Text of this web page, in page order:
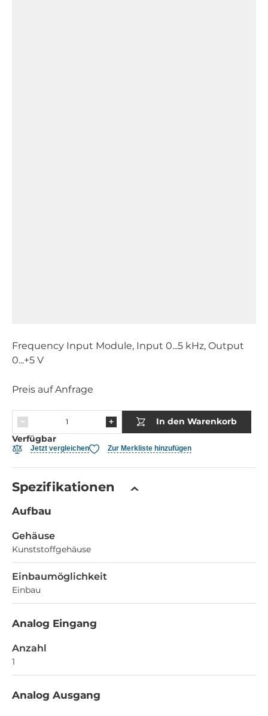
Frequency Input Module, Input 0...5 kHz, Output
0...+5 V
Preis auf Anfrage
In den Warenkorb
Verfügbar
Jetzt vergleichen Zur Merkliste hinzufügen
Spezifikationen
Aufbau
Gehäuse
Kunststoffgehäuse
Einbaumöglichkeit
Einbau
Analog Eingang
Anzahl
1
Analog Ausgang